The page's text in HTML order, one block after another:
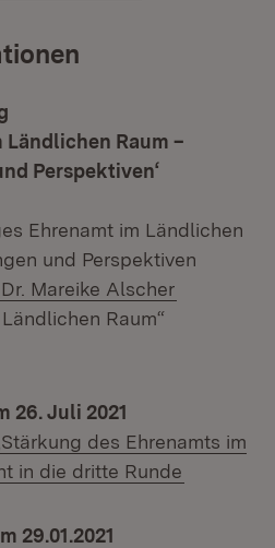
Ländlichen Raum –
Perspektiven‘
in neuem Fenster)
Ehrenamt im Ländlichen
und Perspektiven
Mareike Alscher
Raum“
26. Juli 2021
des Ehrenamts im
in die dritte Runde
29.01.2021